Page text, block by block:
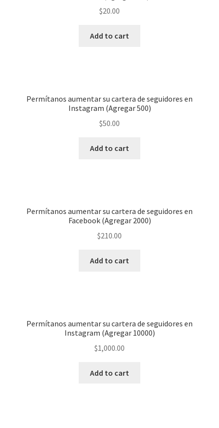
$20.00
Add to cart
Permítanos aumentar su cartera de seguidores en
Instagram (Agregar 500)
$50.00
Add to cart
Permítanos aumentar su cartera de seguidores en
Facebook (Agregar 2000)
$210.00
Add to cart
Permítanos aumentar su cartera de seguidores en
Instagram (Agregar 10000)
$1,000.00
Add to cart